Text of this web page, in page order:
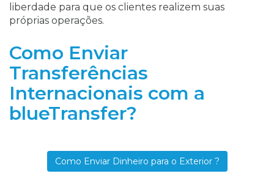
liberdade para que os clientes realizem suas
próprias operações.
Como Enviar
Transferências
Internacionais com a
blueTransfer?
Como Enviar Dinheiro para o Exterior ?